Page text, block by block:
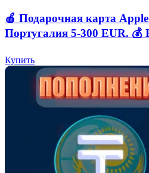
🍎 Подарочная карта
Португалия 5-300 EUR.
Купить